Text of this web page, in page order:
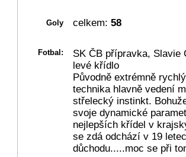
Goly celkem: 58
Fotbal:
SK ČB přípravka, Slavie
levé křídlo
Původně extrémně
technika hlavně vedení
střelecký instinkt.
svoje dynamické
nejlepších křídel v
se zdá odchází v 19
důchodu.....moc se při